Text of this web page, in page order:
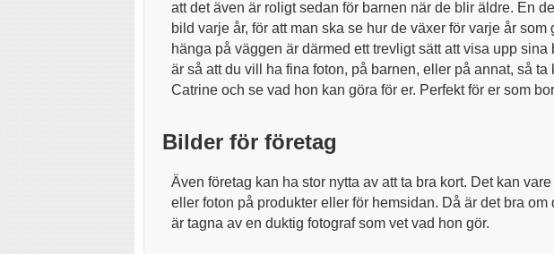
att det även är roligt sedan för barnen när de blir äldre. En
bild varje år, för att man ska se hur de växer för varje år som
hänga på väggen är därmed ett trevligt sätt att visa upp sina
är så att du vill ha fina foton, på barnen, eller på annat, så ta
Catrine och se vad hon kan göra för er. Perfekt för er som
Bilder för företag
Även företag kan ha stor nytta av att ta bra kort. Det kan
eller foton på produkter eller för hemsidan. Då är det bra om
är tagna av en duktig fotograf som vet vad hon gör.